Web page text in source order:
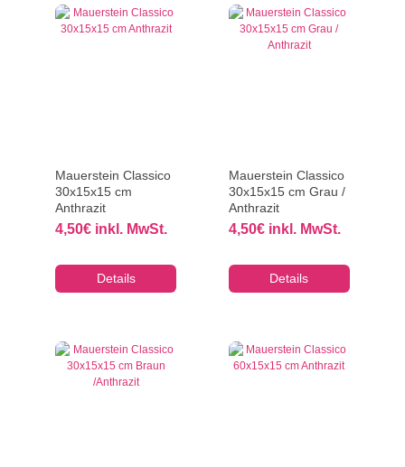
Mauerstein Classico
30x15x15 cm
Anthrazit
4,50€ inkl. MwSt.
Details
Mauerstein Classico
30x15x15 cm Grau /
Anthrazit
4,50€ inkl. MwSt.
Details